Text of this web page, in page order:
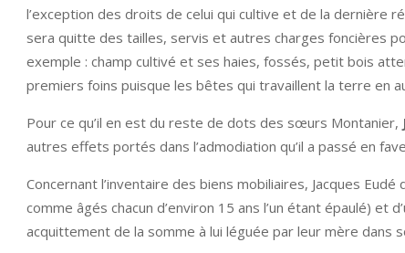
l’exception des droits de celui qui cultive et de la dernière
sera quitte des tailles, servis et autres charges foncières
exemple : champ cultivé et ses haies, fossés, petit bois
premiers foins puisque les bêtes qui travaillent la terre en
Pour ce qu’il en est du reste de dots des sœurs Montanier,
autres effets portés dans l’admodiation qu’il a passé en
Concernant l’inventaire des biens mobiliaires, Jacques
comme âgés chacun d’environ 15 ans l’un étant épaulé)
acquittement de la somme à lui léguée par leur mère dans